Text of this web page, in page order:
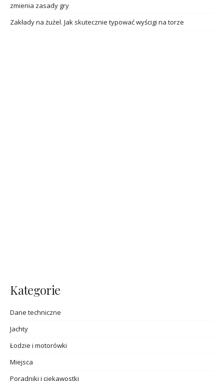
zmienia zasady gry
Zakłady na żużel. Jak skutecznie typować wyścigi na torze
Kategorie
Dane techniczne
Jachty
Łodzie i motorówki
Miejsca
Poradniki i ciekawostki